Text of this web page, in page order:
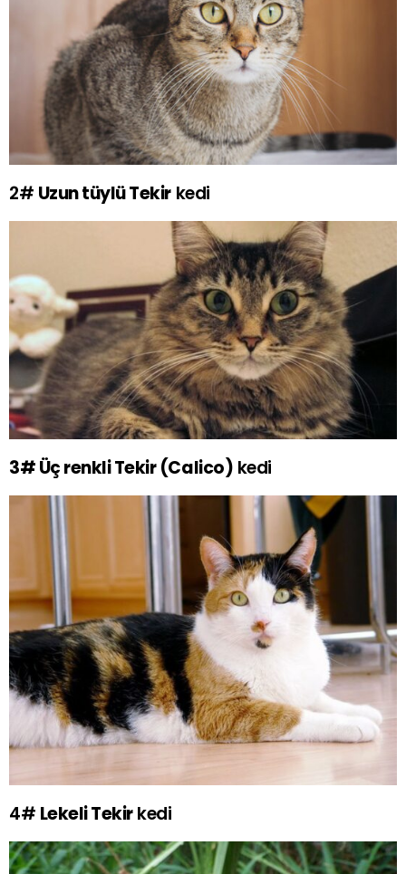
2# Uzun tüylü Tekirkedi
3# Üç renkli Tekir (Calico) kedi
4# Lekeli Tekirkedi